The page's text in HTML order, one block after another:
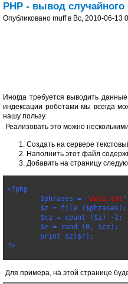
PHP - вывод
Опубликовано muff в Вс, 2010-06-13
Иногда требуется выводить
индексации роботами мы всегда
нашу пользу.
Реализовать это можно
Создать на сервере
Наполнить этот файл
Добавить на страницу
<?php
	$phrases = "
data.txt
	$z = file ($phrases);
	$cz = count ($z) -1;
	$r = rand (0, $cz);
	print $z[$r];
?>
Для примера, на этой странице